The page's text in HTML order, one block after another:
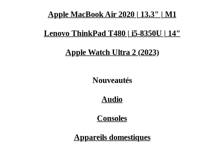
Apple MacBook Air 2020 | 13.3" | M1
Lenovo ThinkPad T480 | i5-8350U | 14"
Apple Watch Ultra 2 (2023)
Nouveautés
Audio
Consoles
Appareils domestiques